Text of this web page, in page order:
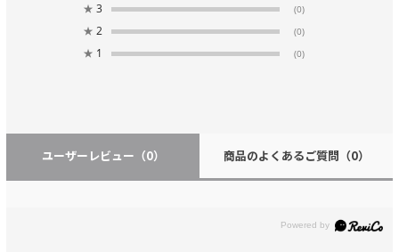
★ 3 (0)
★ 2 (0)
★ 1 (0)
ユーザーレビュー （0） 商品のよくあるご質問 （0）